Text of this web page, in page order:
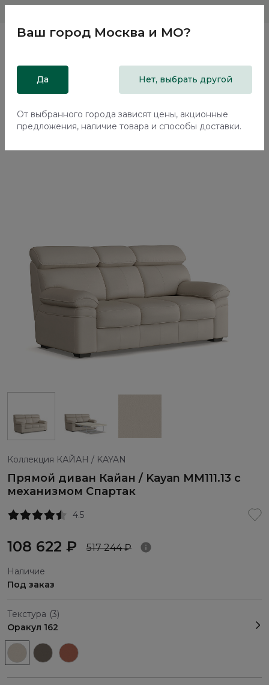
Главная Мягкая мебель
Диваны
Прямой диван Кайан / Kayan ММ111.13 с механизмом
Коллекция КАЙАН / KAYAN
Прямой диван Кайан / Kayan ММ111.13 с
механизмом Спартак
4.5
108 622 ₽ 517 244 ₽
Наличие
Под заказ
Текстура (3)
Оракул 162
Ваш город Москва и МО?
Да Нет, выбрать другой
От выбранного города зависят цены, акционные
предложения, наличие товара и способы доставки.